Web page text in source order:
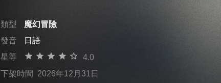
類型
魔幻冒險
發音
日語
星等
4.0
下架時間 2026年12月31日